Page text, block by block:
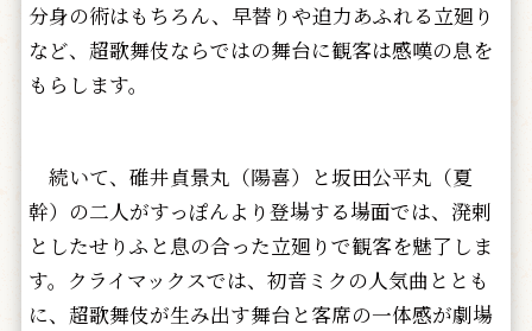
分身の術はもちろん、早替りや迫力あふれる立廻り
など、超歌舞伎ならではの舞台に観客は感嘆の息を
もらします。
続いて、碓井貞景丸（陽喜）と坂田公平丸（夏
幹）の二人がすっぽんより登場する場面では、溌剌
としたせりふと息の合った立廻りで観客を魅了しま
す。クライマックスでは、初音ミクの人気曲ととも
に、超歌舞伎が生み出す舞台と客席の一体感が劇場